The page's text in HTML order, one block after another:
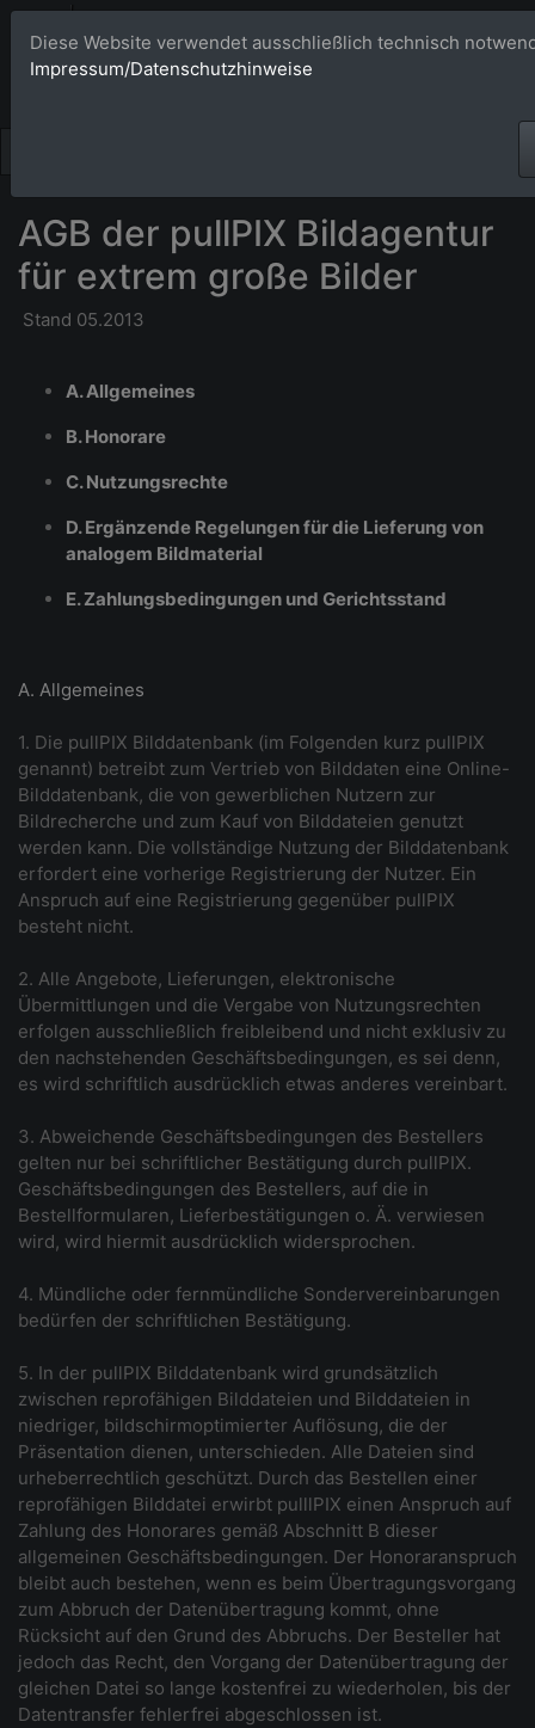
Bildagentur
AGB der pullPIX Bildagentur
für extrem große Bilder
Stand 05.2013
A. Allgemeines
B. Honorare
C. Nutzungsrechte
D. Ergänzende Regelungen für die Lieferung von
analogem Bildmaterial
E. Zahlungsbedingungen und Gerichtsstand
A. Allgemeines
1. Die pullPIX Bilddatenbank (im Folgenden kurz pullPIX
genannt) betreibt zum Vertrieb von Bilddaten eine Online-
Bilddatenbank, die von gewerblichen Nutzern zur
Bildrecherche und zum Kauf von Bilddateien genutzt
werden kann. Die vollständige Nutzung der Bilddatenbank
erfordert eine vorherige Registrierung der Nutzer. Ein
Anspruch auf eine Registrierung gegenüber pullPIX
besteht nicht.
2. Alle Angebote, Lieferungen, elektronische
Übermittlungen und die Vergabe von Nutzungsrechten
erfolgen ausschließlich freibleibend und nicht exklusiv zu
den nachstehenden Geschäftsbedingungen, es sei denn,
es wird schriftlich ausdrücklich etwas anderes vereinbart.
3. Abweichende Geschäftsbedingungen des Bestellers
gelten nur bei schriftlicher Bestätigung durch pullPIX.
Geschäftsbedingungen des Bestellers, auf die in
Bestellformularen, Lieferbestätigungen o. Ä. verwiesen
wird, wird hiermit ausdrücklich widersprochen.
4. Mündliche oder fernmündliche Sondervereinbarungen
bedürfen der schriftlichen Bestätigung.
5. In der pullPIX Bilddatenbank wird grundsätzlich
zwischen reprofähigen Bilddateien und Bilddateien in
niedriger, bildschirmoptimierter Auflösung, die der
Präsentation dienen, unterschieden. Alle Dateien sind
urheberrechtlich geschützt. Durch das Bestellen einer
reprofähigen Bilddatei erwirbt pulllPIX einen Anspruch auf
Zahlung des Honorares gemäß Abschnitt B dieser
allgemeinen Geschäftsbedingungen. Der Honoraranspruch
bleibt auch bestehen, wenn es beim Übertragungsvorgang
zum Abbruch der Datenübertragung kommt, ohne
Rücksicht auf den Grund des Abbruchs. Der Besteller hat
jedoch das Recht, den Vorgang der Datenübertragung der
gleichen Datei so lange kostenfrei zu wiederholen, bis der
Datentransfer fehlerfrei abgeschlossen ist.
Diese Website verwendet ausschließlich technisch
Impressum/Datenschutzhinweise